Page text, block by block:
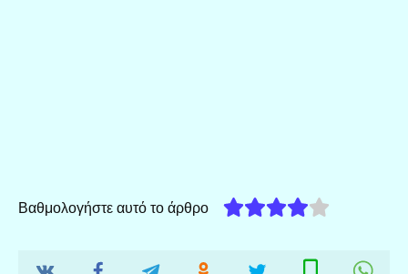
Βαθμολογήστε αυτό το άρθρο